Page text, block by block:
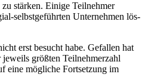
stär­ken. Eini­ge Teil­neh­mer
selbst­ge­führ­ten Unter­neh­men lös­
erst besucht habe. Gefal­len hat
größ­ten Teil­neh­mer­zahl
eine mög­li­che Fort­set­zung im